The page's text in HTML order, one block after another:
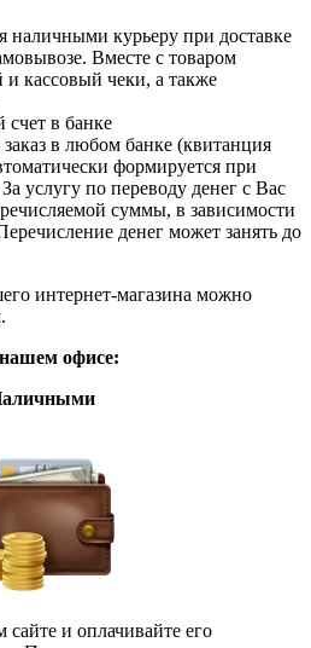
наличными курьеру при доставке
Вместе с товаром
и кассовый чеки, а также
счет в банке
в любом банке (квитанция
формируется при
услугу по переводу денег с Вас
суммы, в зависимости
денег может занять до
интернет-магазина можно
офисе:
и оплачивайте его